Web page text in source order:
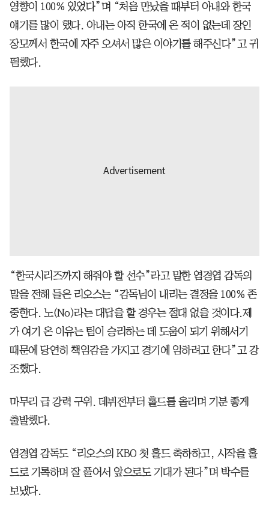
영향이 100% 있었다”며 “처음 만났을 때부터 아내와 한국
얘기를 많이 했다. 아내는 아직 한국에 온 적이 없는데 장인
장모께서 한국에 자주 오셔서 많은 이야기를 해주신다”고 귀
띔했다.
“한국시리즈까지 해줘야 할 선수”라고 말한 염경엽 감독의
말을 전해 들은 리오스는 “감독님이 내리는 결정을 100% 존
중한다. 노(No)라는 대답을 할 경우는 절대 없을 것이다.제
가 여기 온 이유는 팀이 승리하는 데 도움이 되기 위해서기
때문에 당연히 책임감을 가지고 경기에 임하려고 한다”고 강
조했다.
마무리 급 강력 구위. 데뷔전부터 홀드를 올리며 기분 좋게
출발했다.
염경엽 감독도 “리오스의 KBO 첫 홀드 축하하고, 시작을 홀
드로 기록하며 잘 풀어서 앞으로도 기대가 된다”며 박수를
보냈다.